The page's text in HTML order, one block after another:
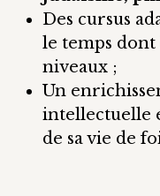
Des cursus
le temps dont
niveaux ;
Un
intellectuelle
de sa vie de